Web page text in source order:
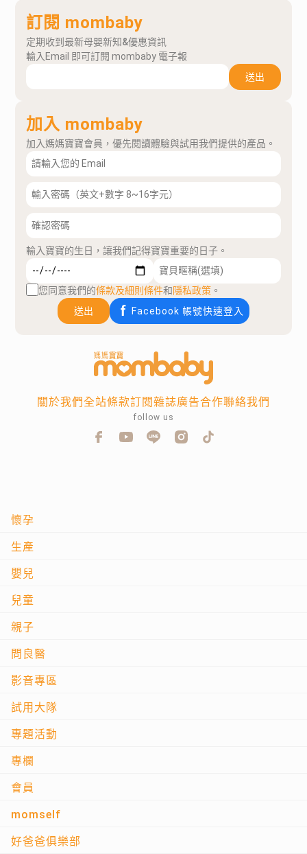
訂閱 mombaby
定期收到最新母嬰新知&優惠資訊
輸入Email 即可訂閱 mombaby 電子報
送出
加入 mombaby
加入媽媽寶寶會員，優先閱讀體驗與試用我們提供的產品。
輸入寶寶的生日，讓我們記得寶寶重要的日子。
您同意我們的條款及細則條件和隱私政策 。
送出
Facebook 帳號快速登入
懷孕
生產
嬰兒
兒童
親子
問良醫
影音專區
試用大隊
專題活動
專欄
會員
momself
好爸爸俱樂部
關於我們全站條款訂閱雜誌廣告合作聯絡我們
follow us